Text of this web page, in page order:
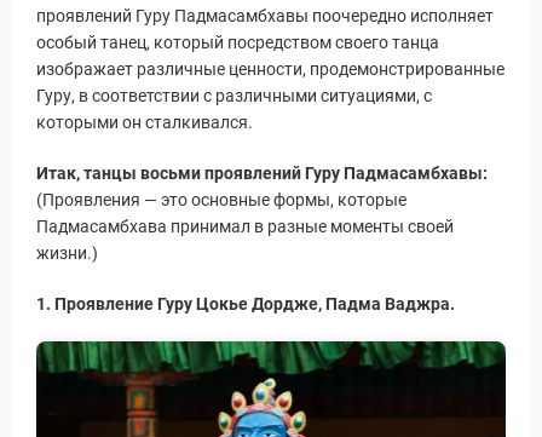
проявлений Гуру Падмасамбхавы поочередно исполняет
особый танец, который посредством своего танца
изображает различные ценности, продемонстрированные
Гуру, в соответствии с различными ситуациями, с
которыми он сталкивался.
Итак, танцы восьми проявлений Гуру Падмасамбхавы:
(Проявления — это основные формы, которые
Падмасамбхава принимал в разные моменты своей
жизни.)
1. Проявление Гуру Цокье Дордже, Падма Ваджра.